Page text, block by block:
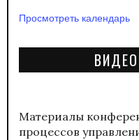
Просмотреть календарь
Материалы
процессов